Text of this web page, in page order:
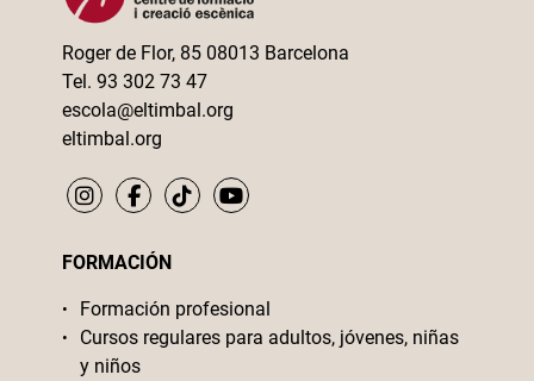
Roger de Flor, 85 08013 Barcelona
Tel. 93 302 73 47
escola@eltimbal.org
eltimbal.org
FORMACIÓN
Formación profesional
Cursos regulares para adultos, jóvenes, niñas
y niños